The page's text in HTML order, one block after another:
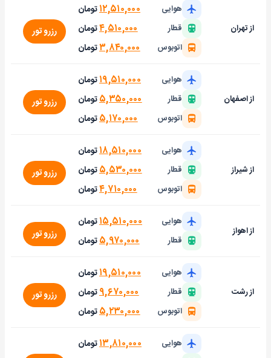
از تهران
هوایی ۱۲,۵۱۰,۰۰۰تومان
قطار ۴,۵۱۰,۰۰۰تومان
اتوبوس ۳,۸۴۰,۰۰۰تومان
رزرو تور
از اصفهان
هوایی ۱۹,۵۱۰,۰۰۰تومان
قطار ۵,۳۵۰,۰۰۰تومان
اتوبوس ۵,۱۷۰,۰۰۰تومان
رزرو تور
از شیراز
هوایی ۱۸,۵۱۰,۰۰۰تومان
قطار ۵,۵۳۰,۰۰۰تومان
اتوبوس ۴,۷۱۰,۰۰۰تومان
رزرو تور
از اهواز
هوایی ۱۵,۵۱۰,۰۰۰تومان
قطار ۵,۹۷۰,۰۰۰تومان رزرو تور
از رشت
هوایی ۱۹,۵۱۰,۰۰۰تومان
قطار ۹,۶۷۰,۰۰۰تومان
اتوبوس ۵,۲۳۰,۰۰۰تومان
رزرو تور
هوایی ۱۳,۸۱۰,۰۰۰تومان